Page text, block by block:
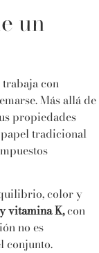
un
trabaja con
Más allá de
propiedades
tradicional
color y
vitamina K,con
no es
conjunto.